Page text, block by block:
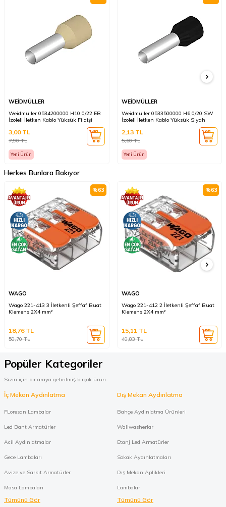
WEİDMÜLLER
Weidmüller 0534200000 H10,0/22 EB
İzoleli İletken Kablo Yüksük Fildişi
7,90TL
3,00TL
Yeni Ürün
WEİDMÜLLER
Weidmüller 0533500000 H6,0/20 SW
İzoleli İletken Kablo Yüksük Siyah
5,60TL
2,13TL
Yeni Ürün
Herkes Bunlara Bakıyor
%63
WAGO
Wago 221-413 3 İletkenli Şeffaf Buat
Klemens 2X4 mm²
50,70TL
18,76TL
%63
WAGO
Wago 221-412 2 İletkenli Şeffaf Buat
Klemens 2X4 mm²
40,83TL
15,11 TL
Popüler Kategoriler
Sizin için bir araya getirilmiş birçok ürün
İç Mekan Aydınlatma
FLoresan Lambalar
Led Bant Armatürler
Acil Aydınlatmalar
Gece Lambaları
Avize ve Sarkıt Armatürler
Masa Lambaları
Tümünü Gör
Dış Mekan Aydınlatma
Bahçe Aydınlatma Ürünleri
Wallwasherlar
Etanj Led Armatürler
Sokak Aydınlatmaları
Dış Mekan Aplikleri
Lambalar
Tümünü Gör